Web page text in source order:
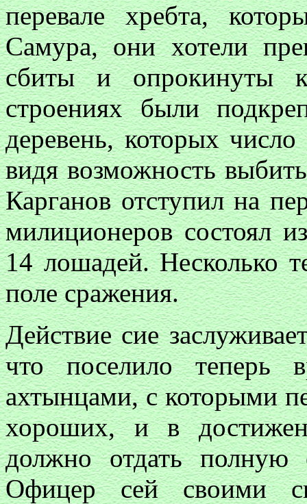
перевале хребта,
Самура, они хотели
сбиты и опрокинуты
строениях были
деревень, которых
видя возможность
Карганов отступил на
милиционеров состоял
14 лошадей. Несколько
поле сражения.
Действие сие
что поселило
ахтынцами, с которыми
хороших, и в
должно отдать полную
Офицер сей своими